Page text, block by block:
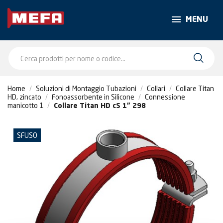
MENU
Home Soluzioni di Montaggio Tubazioni Collari
Collare Titan
HD, zincato
Fonoassorbente in Silicone
Connessione
manicotto 1
Collare Titan HD cS 1" 298
SFUSO